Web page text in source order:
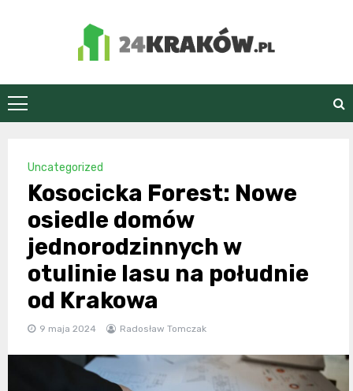
24Kraków.pl
Uncategorized
Kosocicka Forest: Nowe
osiedle domów
jednorodzinnych w
otulinie lasu na południe
od Krakowa
9 maja 2024 Radosław Tomczak